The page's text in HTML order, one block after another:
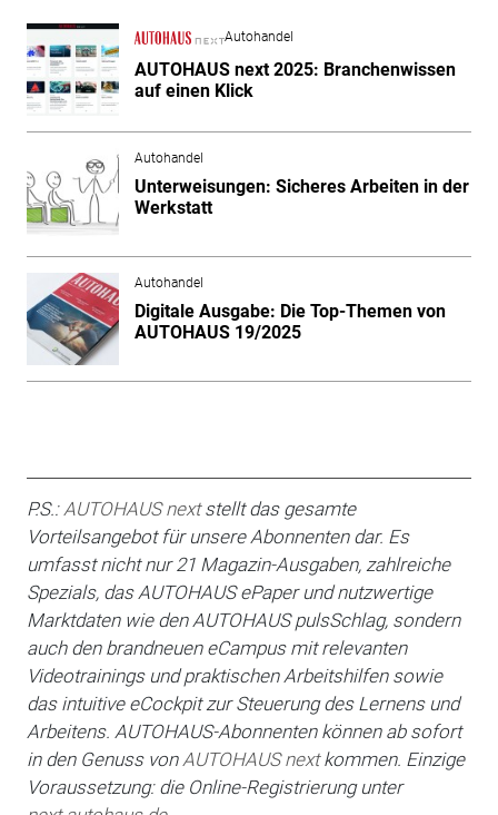
Autohandel
AUTOHAUS next 2025: Branchenwissen
auf einen Klick
Autohandel
Unterweisungen: Sicheres Arbeiten in der
Werkstatt
Autohandel
Digitale Ausgabe: Die Top-Themen von
AUTOHAUS 19/2025
P.S.: AUTOHAUS nextstellt das gesamte
Vorteilsangebot für unsere Abonnenten dar. Es
umfasst nicht nur 21 Magazin-Ausgaben, zahlreiche
Spezials, das AUTOHAUS ePaper und nutzwertige
Marktdaten wie den AUTOHAUS pulsSchlag, sondern
auch den brandneuen eCampus mit relevanten
Videotrainings und praktischen Arbeitshilfen sowie
das intuitive eCockpit zur Steuerung des Lernens und
Arbeitens. AUTOHAUS-Abonnenten können ab sofort
in den Genuss von AUTOHAUS nextkommen. Einzige
Voraussetzung: die Online-Registrierung unter